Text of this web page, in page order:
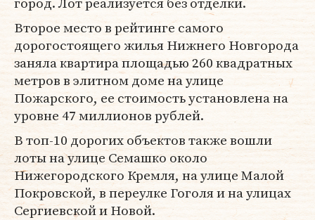
Второе место в рейтинге самого
дорогостоящего жилья Нижнего Новгорода
заняла квартира площадью 260 квадратных
метров в элитном доме на улице
Пожарского, ее стоимость установлена на
уровне 47 миллионов рублей.
В топ-10 дорогих объектов также вошли
лоты на улице Семашко около
Нижегородского Кремля, на улице Малой
Покровской, в переулке Гоголя и на улицах
Сергиевской и Новой.